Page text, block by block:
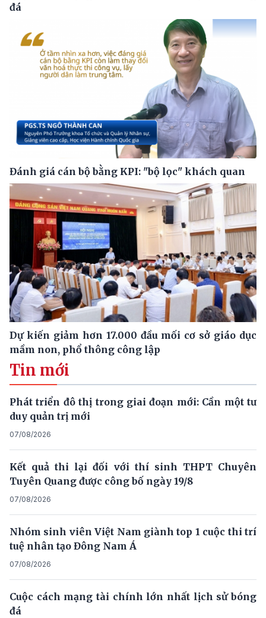
đá
Đánh giá cán bộ bằng KPI: "bộ lọc" khách quan
Dự kiến giảm hơn 17.000 đầu mối cơ sở giáo dục
mầm non, phổ thông công lập
Tin mới
Phát triển đô thị trong giai đoạn mới: Cần một tư
duy quản trị mới
07/08/2026
Kết quả thi lại đối với thí sinh THPT Chuyên
Tuyên Quang được công bố ngày 19/8
07/08/2026
Nhóm sinh viên Việt Nam giành top 1 cuộc thi trí
tuệ nhân tạo Đông Nam Á
07/08/2026
Cuộc cách mạng tài chính lớn nhất lịch sử bóng
đá